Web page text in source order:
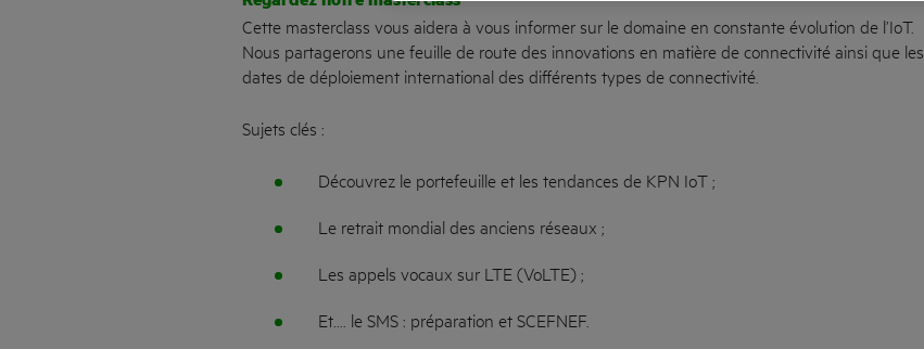
Cette masterclass vous aidera à vous informer sur le domaine en constante évolution de l’IoT.
Nous partagerons une feuille de route des innovations en matière de connectivité ainsi que les
dates de déploiement international des différents types de connectivité.
Sujets clés :
Découvrez le portefeuille et les tendances de KPN IoT ;
Le retrait mondial des anciens réseaux ;
Les appels vocaux sur LTE (VoLTE) ;
Et.... le SMS : préparation et SCEFNEF.